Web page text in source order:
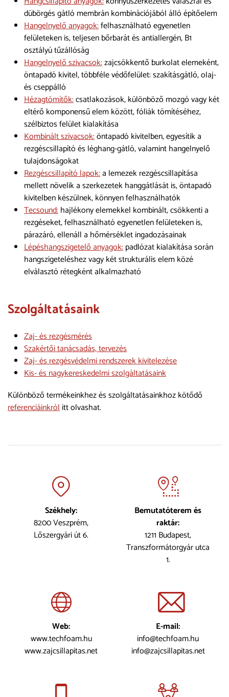
dübörgés gátló membrán kombinációjából álló építőelem
Hangelnyelő anyagok:felhasználható egyenetlen
felületeken is, teljesen bőrbarát és antiallergén, B1
osztályú tűzállóság
Hangelnyelő szivacsok:zajcsökkentő burkolat elemeként,
öntapadó kivitel, többféle védőfelület: szakításgátló, olaj-
és cseppálló
Hézagtömítők:csatlakozások, különböző mozgó vagy két
eltérő komponensű elem között, fóliák tömítéséhez,
szélbiztos felület kialakítása
Kombinált szivacsok:öntapadó kivitelben, egyesítik a
rezgéscsillapító és léghang-gátló, valamint hangelnyelő
tulajdonságokat
Rezgéscsillapító lapok:a lemezek rezgéscsillapítása
mellett növelik a szerkezetek hanggátlását is, öntapadó
kivitelben készülnek, könnyen felhasználhatók
Tecsound:hajlékony elemekkel kombinált, csökkenti a
rezgéseket, felhasználható egyenetlen felületeken is,
párazáró, ellenáll a hőmérséklet ingadozásainak
Lépéshangszigetelő anyagok:padlózat kialakítása során
hangszigeteléshez vagy két strukturális elem közé
elválasztó rétegként alkalmazható
Szolgáltatásaink
Zaj- és rezgésmérés
Szakértői tanácsadás, tervezés
Zaj- és rezgésvédelmi rendszerek kivitelezése
Kis- és nagykereskedelmi szolgáltatásaink
Különböző termékeinkhez és szolgáltatásainkhoz kötődő
referenciáinkrólitt olvashat.
Székhely:
8200 Veszprém,
Lőszergyári út 6.
Bemutatóterem és
raktár:
1211 Budapest,
Transzformátorgyár utca
1.
Web:
www.techfoam.hu
www.zajcsillapitas.net
E-mail:
info@techfoam.hu
info@zajcsillapitas.net